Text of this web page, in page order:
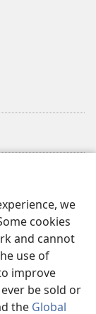
we
cookies
and cannot
use of
improve
be sold or
the Global